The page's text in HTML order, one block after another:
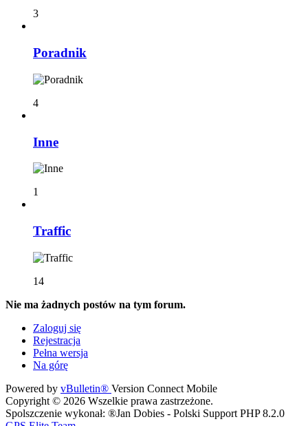
3
Poradnik
4
Inne
1
Traffic
14
Nie ma żadnych postów na tym forum.
Zaloguj się
Rejestracja
Pełna wersja
Na górę
Powered by vBulletin® Version Connect Mobile
Copyright © 2026 Wszelkie prawa zastrzeżone.
Spolszczenie wykonał: ®Jan Dobies - Polski Support PHP 8.2.0